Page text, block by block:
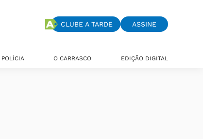
CLUBE A TARDE ASSINE
POLÍCIA O CARRASCO EDIÇÃO DIGITAL